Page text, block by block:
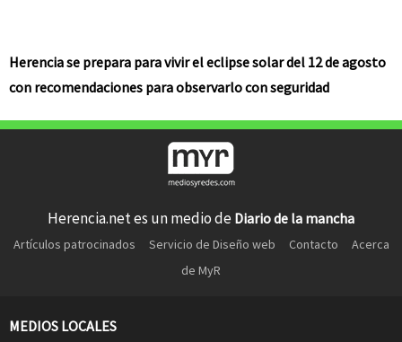
Herencia se prepara para vivir el eclipse solar del 12 de agosto
con recomendaciones para observarlo con seguridad
Herencia.net es un medio de Diario de la mancha
Artículos patrocinados Servicio de Diseño web Contacto
Acerca
de MyR
MEDIOS LOCALES